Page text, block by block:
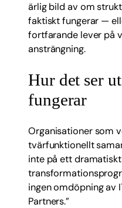
ärlig bild av om
faktiskt fungerar —
fortfarande lever på
ansträngning.
Hur det ser
fungerar
Organisationer som
tvärfunktionellt
inte på ett
ingen omdöpning av
Partners.”